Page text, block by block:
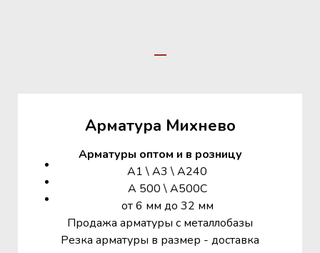
Арматура Михнево
Арматуры оптом и в розницу
А1 \ А3 \ А240
А 500 \ А500С
от 6 мм до 32 мм
Продажа арматуры с металлобазы
Резка арматуры в размер - доставка